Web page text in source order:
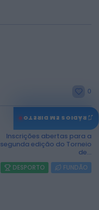
0
Inscrições abertas para a
segunda edição do Torneio
de...
DESPORTO FUNDÃO
♫
RÁDIOS EM DIRETO